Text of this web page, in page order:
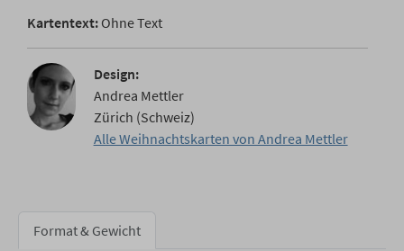
Kartentext: Ohne Text
Design:
Andrea Mettler
Zürich (Schweiz)
Alle Weihnachtskarten von Andrea Mettler
Format & Gewicht